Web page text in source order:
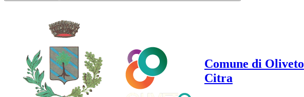
Comune di Oliveto
Citra